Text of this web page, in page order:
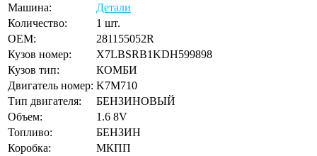
Машина:
Детали
Количество:
1 шт.
OEM:
281155052R
Кузов номер:
X7LBSRB1KDH599898
Кузов тип:
КОМБИ
Двигатель номер: K7M710
Тип двигателя:
БЕНЗИНОВЫЙ
Объем:
1.6 8V
Топливо:
БЕНЗИН
Коробка:
МКПП